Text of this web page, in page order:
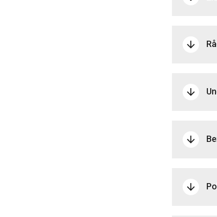
arrow_downward
arrow_downward
arrow_downward
arrow_downward